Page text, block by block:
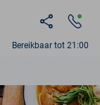
Bereikbaar tot 21:00